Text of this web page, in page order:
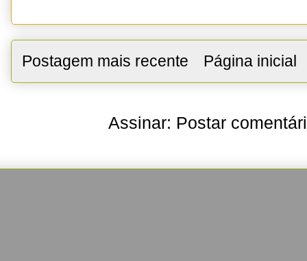
Postagem mais recente Página inicial
Assinar: Postar